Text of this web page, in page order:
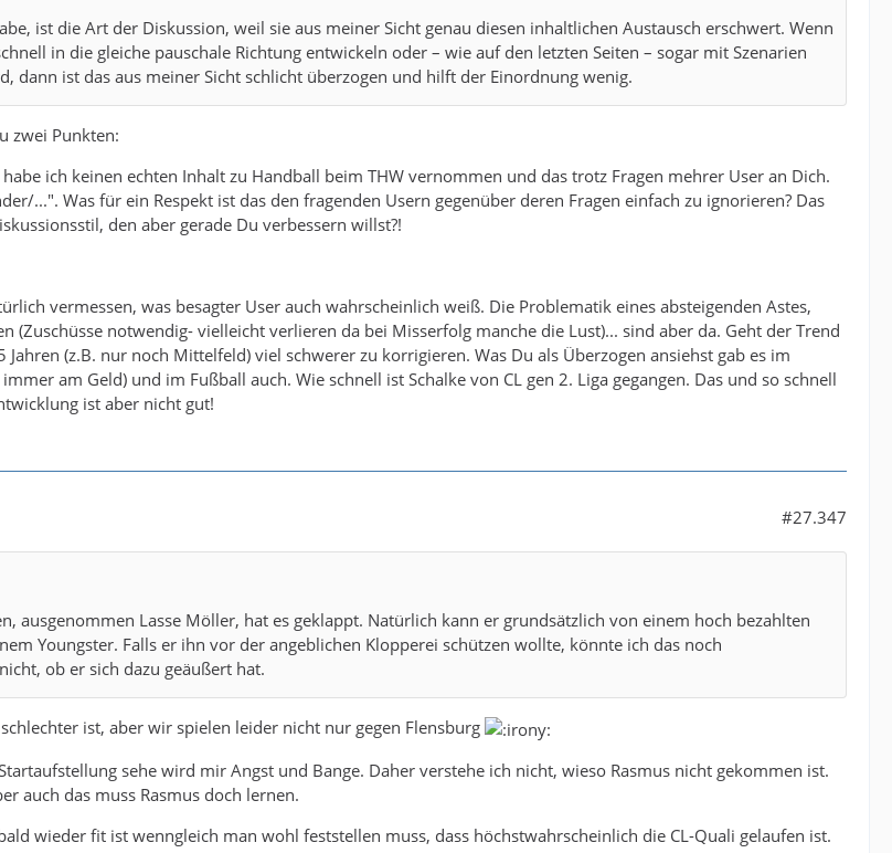
ist die Art der Diskussion, weil sie aus meiner Sicht genau diesen inhaltlichen Austausch erschwert. Wenn
in die gleiche pauschale Richtung entwickeln oder – wie auf den letzten Seiten – sogar mit Szenarien
dann ist das aus meiner Sicht schlicht überzogen und hilft der Einordnung wenig.
zwei Punkten:
ich keinen echten Inhalt zu Handball beim THW vernommen und das trotz Fragen mehrer User an Dich.
...". Was für ein Respekt ist das den fragenden Usern gegenüber deren Fragen einfach zu ignorieren? Das
den aber gerade Du verbessern willst?!
vermessen, was besagter User auch wahrscheinlich weiß. Die Problematik eines absteigenden Astes,
(Zuschüsse notwendig- vielleicht verlieren da bei Misserfolg manche die Lust)... sind aber da. Geht der Trend
(z.B. nur noch Mittelfeld) viel schwerer zu korrigieren. Was Du als Überzogen ansiehst gab es im
am Geld) und im Fußball auch. Wie schnell ist Schalke von CL gen 2. Liga gegangen. Das und so schnell
ist aber nicht gut!
#27.347
ausgenommen Lasse Möller, hat es geklappt. Natürlich kann er grundsätzlich von einem hoch bezahlten
Youngster. Falls er ihn vor der angeblichen Klopperei schützen wollte, könnte ich das noch
ob er sich dazu geäußert hat.
ist, aber wir spielen leider nicht nur gegen Flensburg
sehe wird mir Angst und Bange. Daher verstehe ich nicht, wieso Rasmus nicht gekommen ist.
auch das muss Rasmus doch lernen.
wieder fit ist wenngleich man wohl feststellen muss, dass höchstwahrscheinlich die CL-Quali gelaufen ist.